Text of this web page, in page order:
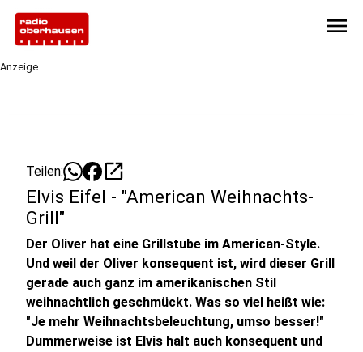
menu
Anzeige
Teilen: open_in_new
Elvis Eifel - "American Weihnachts-
Grill"
Der Oliver hat eine Grillstube im American-Style.
Und weil der Oliver konsequent ist, wird dieser Grill
gerade auch ganz im amerikanischen Stil
weihnachtlich geschmückt. Was so viel heißt wie:
"Je mehr Weihnachtsbeleuchtung, umso besser!"
Dummerweise ist Elvis halt auch konsequent und